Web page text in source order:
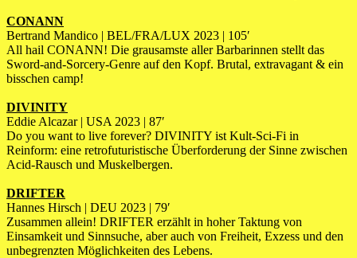
CONANN
Bertrand Mandico | BEL/FRA/LUX 2023 | 105′
All hail CONANN! Die grausamste aller Barbarinnen stellt das
Sword-and-Sorcery-Genre auf den Kopf. Brutal, extravagant & ein
bisschen camp!
DIVINITY
Eddie Alcazar | USA 2023 | 87′
Do you want to live forever? DIVINITY ist Kult-Sci-Fi in
Reinform: eine retrofuturistische Überforderung der Sinne zwischen
Acid-Rausch und Muskelbergen.
DRIFTER
Hannes Hirsch | DEU 2023 | 79′
Zusammen allein! DRIFTER erzählt in hoher Taktung von
Einsamkeit und Sinnsuche, aber auch von Freiheit, Exzess und den
unbegrenzten Möglichkeiten des Lebens.